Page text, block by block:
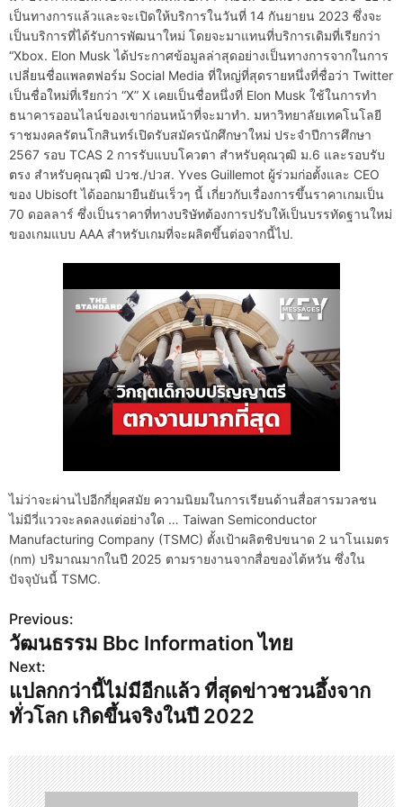
เป็นทางการแล้วและจะเปิดให้บริการในวันที่ 14 กันยายน 2023 ซึ่งจะ
เป็นบริการที่ได้รับการพัฒนาใหม่ โดยจะมาแทนที่บริการเดิมที่เรียกว่า
“Xbox. Elon Musk ได้ประกาศข้อมูลล่าสุดอย่างเป็นทางการจากในการ
เปลี่ยนชื่อแพลตฟอร์ม Social Media ที่ใหญ่ที่สุดรายหนึ่งที่ชื่อว่า Twitter
เป็นชื่อใหม่ที่เรียกว่า “X” X เคยเป็นชื่อหนึ่งที่ Elon Musk ใช้ในการทำ
ธนาคารออนไลน์ของเขาก่อนหน้าที่จะมาทำ. มหาวิทยาลัยเทคโนโลยี
ราชมงคลรัตนโกสินทร์เปิดรับสมัครนักศึกษาใหม่ ประจำปีการศึกษา
2567 รอบ TCAS 2 การรับแบบโควตา สำหรับคุณวุฒิ ม.6 และรอบรับ
ตรง สำหรับคุณวุฒิ ปวช./ปวส. Yves Guillemot ผู้ร่วมก่อตั้งและ CEO
ของ Ubisoft ได้ออกมายืนยันเร็วๆ นี้ เกี่ยวกับเรื่องการขึ้นราคาเกมเป็น
70 ดอลลาร์ ซึ่งเป็นราคาที่ทางบริษัทต้องการปรับให้เป็นบรรทัดฐานใหม่
ของเกมแบบ AAA สำหรับเกมที่จะผลิตขึ้นต่อจากนี้ไป.
ไม่ว่าจะผ่านไปอีกกี่ยุคสมัย ความนิยมในการเรียนด้านสื่อสารมวลชน
ไม่มีวี่แววจะลดลงแต่อย่างใด … Taiwan Semiconductor
Manufacturing Company (TSMC) ตั้งเป้าผลิตชิปขนาด 2 นาโนเมตร
(nm) ปริมาณมากในปี 2025 ตามรายงานจากสื่อของไต้หวัน ซึ่งใน
ปัจจุบันนี้ TSMC.
P
o
s
t
n
a
Previous:
วัฒนธรรม Bbc Information ไทย
Next:
แปลกกว่านี้ไม่มีอีกแล้ว ที่สุดข่าวชวนอึ้งจาก
ทั่วโลก เกิดขึ้นจริงในปี 2022